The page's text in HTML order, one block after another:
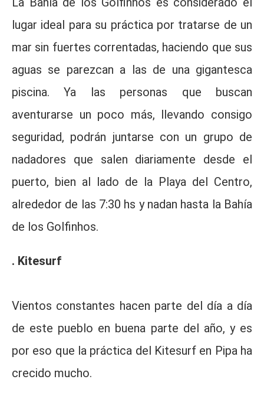
lugar ideal para su práctica por tratarse de un
mar sin fuertes correntadas, haciendo que sus
aguas se parezcan a las de una gigantesca
piscina. Ya las personas que buscan
aventurarse un poco más, llevando consigo
seguridad, podrán juntarse con un grupo de
nadadores que salen diariamente desde el
puerto, bien al lado de la Playa del Centro,
alrededor de las 7:30 hs y nadan hasta la Bahía
de los Golfinhos.
. Kitesurf
Vientos constantes hacen parte del día a día
de este pueblo en buena parte del año, y es
por eso que la práctica del Kitesurf en Pipa ha
crecido mucho.